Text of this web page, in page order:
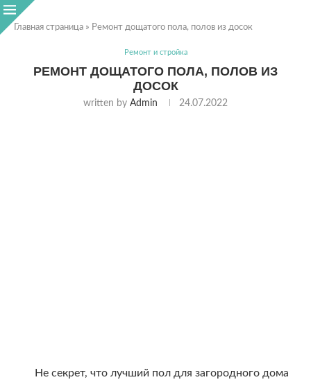
Главная страница » Ремонт дощатого пола, полов из досок
Ремонт и стройка
РЕМОНТ ДОЩАТОГО ПОЛА, ПОЛОВ ИЗ
ДОСОК
written by Admin 24.07.2022
Не секрет, что лучший пол для загородного дома